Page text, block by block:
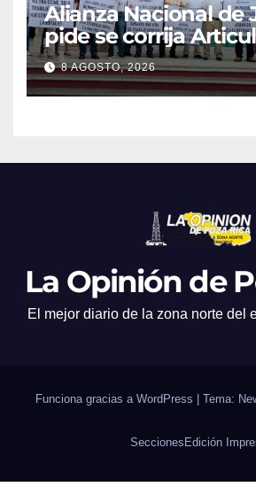
Alianza Nacional de
pide se corrija
8 AGOSTO, 2026
La Opinión de
El mejor diario de la zona norte del
Funciona gracias a WordPress Tema:
SeccionesEdición